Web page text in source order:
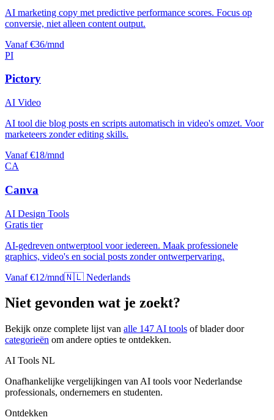
AI marketing copy met predictive performance scores. Focus op
conversie, niet alleen content output.
Vanaf €36/mnd
PI
Pictory
AI Video
AI tool die blog posts en scripts automatisch in video's omzet. Voor
marketeers zonder editing skills.
Vanaf €18/mnd
CA
Canva
AI Design Tools
Gratis tier
AI-gedreven ontwerptool voor iedereen. Maak professionele
graphics, video's en social posts zonder ontwerpervaring.
Vanaf €12/mnd🇳🇱 Nederlands
Niet gevonden wat je zoekt?
Bekijk onze complete lijst van alle 147 AI tools of blader door
categorieën om andere opties te ontdekken.
AI Tools NL
Onafhankelijke vergelijkingen van AI tools voor Nederlandse
professionals, ondernemers en studenten.
Ontdekken